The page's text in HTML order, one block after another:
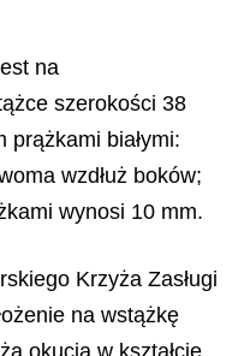
na
szerokości 38
prążkami białymi:
wzdłuż boków;
wynosi 10 mm.
Krzyża Zasługi
na wstążkę
okucia w kształcie